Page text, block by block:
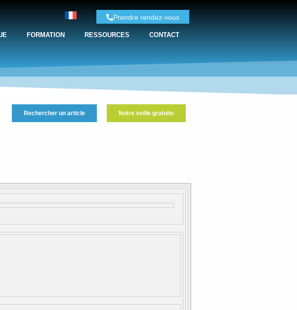
Prendre rendez-vous
FORMATION RESSOURCES CONTACT
Rechercher un article Notre veille gratuite